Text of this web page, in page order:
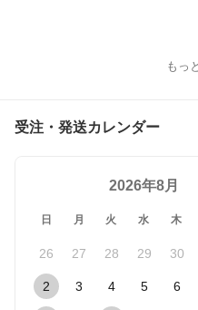
もっ
受注・発送カレンダー
2026年8月
日 月 火 水 木
26 27 28 29 30
2 3 4 5 6